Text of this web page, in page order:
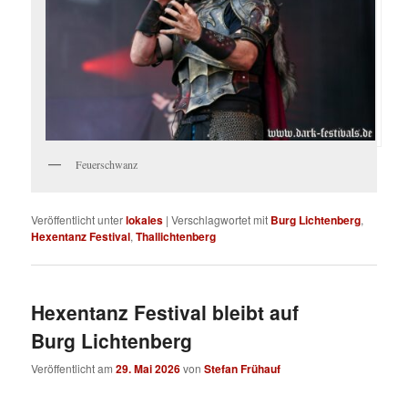
Feuerschwanz
Veröffentlicht unterlokales |Verschlagwortet mit Burg Lichtenberg,
Hexentanz Festival,Thallichtenberg
Hexentanz Festival bleibt auf
Burg Lichtenberg
Veröffentlicht am29. Mai 2026vonStefan Frühauf